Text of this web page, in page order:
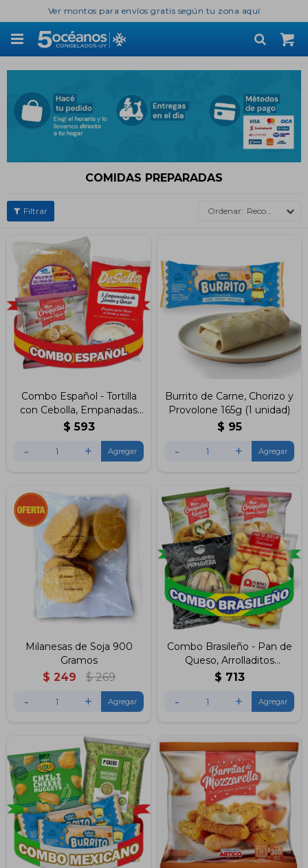
Ver montos para envíos gratis según tu zona aquí

COMIDAS PREPARADAS
Recomendados
Combo Español - Tortilla
con Cebolla, Empanadas
De Jamón & Queso, Mini
Queso
$ 593
- +
Burrito de Carne, Chorizo y
Provolone 165g (1 unidad)
$ 95
- +
Milanesas de Soja 900
Gramos
$ 249 $ 269
- +
Combo Brasileño - Pan de
Queso, Arrolladitos
Primavera, Mini Croquetas
Espinaca & Queso
$ 713
- +